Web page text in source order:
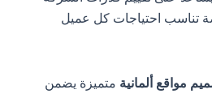
احتياجات كل عميل
مواقع ألمانيةمتميزة يضمن